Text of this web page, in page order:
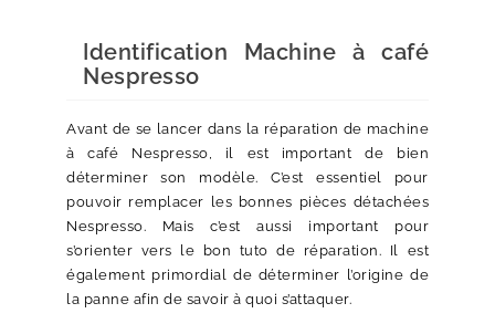
Identification Machine à café
Nespresso
Avant de se lancer dans la réparation de machine
à café Nespresso, il est important de bien
déterminer son modèle. C’est essentiel pour
pouvoir remplacer les bonnes pièces détachées
Nespresso. Mais c’est aussi important pour
s’orienter vers le bon tuto de réparation. Il est
également primordial de déterminer l’origine de
la panne afin de savoir à quoi s’attaquer.